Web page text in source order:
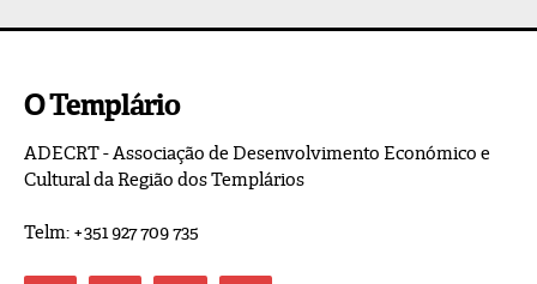
O Templário
ADECRT - Associação de Desenvolvimento Económico e
Cultural da Região dos Templários
Telm: +351 927 709 735